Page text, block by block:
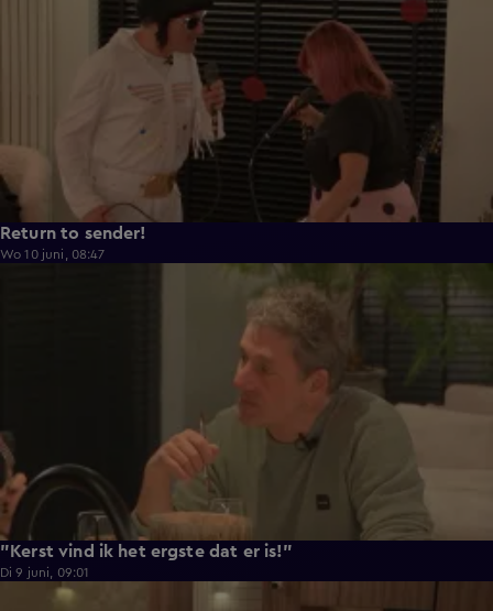
Return to sender!
Wo 10 juni, 08:47
"Kerst vind ik het ergste dat er is!"
Di 9 juni, 09:01